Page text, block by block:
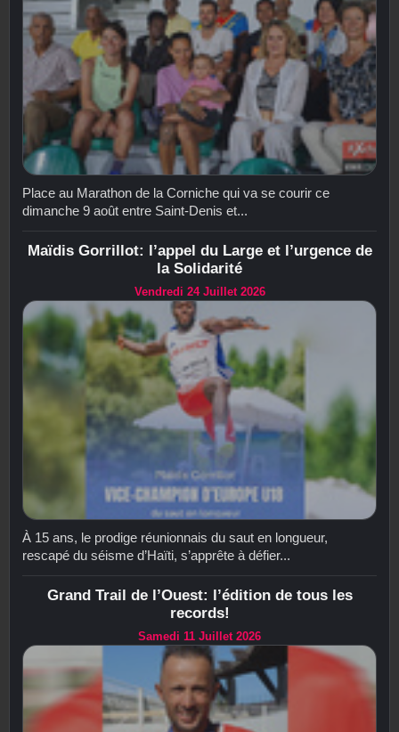
Place au Marathon de la Corniche qui va se courir ce
dimanche 9 août entre Saint-Denis et...
Maïdis Gorrillot: l’appel du Large et l’urgence de
la Solidarité
Vendredi 24 Juillet 2026
À 15 ans, le prodige réunionnais du saut en longueur,
rescapé du séisme d’Haïti, s’apprête à défier...
Grand Trail de l’Ouest: l’édition de tous les
records!
Samedi 11 Juillet 2026